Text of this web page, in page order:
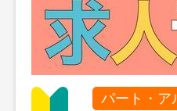
パート・ア